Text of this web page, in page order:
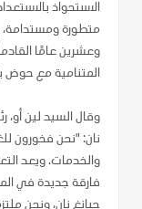
الاستحواذ
متطورة ومستدامة،
وعشرين عامًا
المتنامية مع حوض
وقال السيد لين
نان: "نحن فخورون
والخدمات. ويعد
فارقة جديدة في
جيانغ نان، ونحن